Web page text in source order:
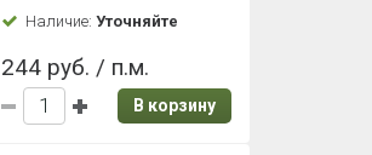
Наличие: Уточняйте
244 руб. / п.м.
В корзину